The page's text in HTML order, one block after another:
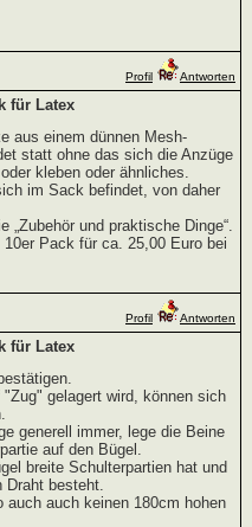
Profil
Antworten
für Latex
aus einem dünnen Mesh-
statt ohne das sich die Anzüge
kleben oder ähnliches.
im Sack befindet, von daher
„Zubehör und praktische Dinge“.
Pack für ca. 25,00 Euro bei
Profil
Antworten
für Latex
gelagert wird, können sich
generell immer, lege die Beine
auf den Bügel.
breite Schulterpartien hat und
Draht besteht.
auch auch keinen 180cm hohen